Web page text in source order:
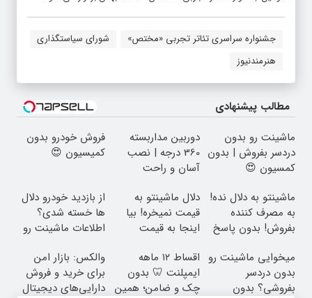
جشنواره سراسری تئاتر تجربی «مختص»
شورای سیاستگذاری
هنرمندنیوز
مطالب پیشنهادی
ماشینت رو بدون
دردسر بفروش | بدون
کمسیون 😍
دوربین مداربسته
360 درجه | نصب
آسان و راحت
فروش خودرو بدون
کمیسیون 😍
ماشینتو به دلال نده!
به مصرف کننده
بفروش! بدون پاسخ
دلال ماشینتو به
قیمت نمیخره! بیا
اینجا به قیمت
واقعی*
از بازدید خودرو دلال
ها خسته شدی؟
اطلاعات ماشینت رو
میخوایی ماشینت رو
بدون دردسر
بفروشی؟ بدون
اقساط ۱۲ ماهه
ایمپلنت 🦷 بدون
چک و ضامن؛ همین
والکس: بازار امن
برای خرید و فروش
دارایی‌های دیجیتال